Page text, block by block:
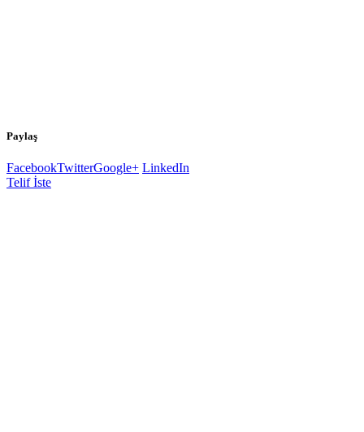
Paylaş
FacebookTwitterGoogle+ LinkedIn
Telif İste